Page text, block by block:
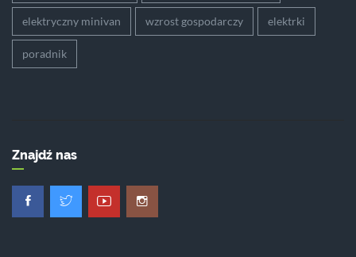
elektryczny minivan wzrost gospodarczy elektrki
poradnik
Znajdź nas